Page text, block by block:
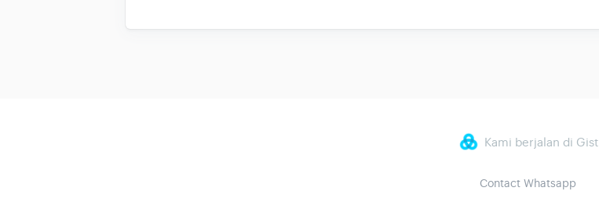
Kami berjalan di Gist
Contact Whatsapp